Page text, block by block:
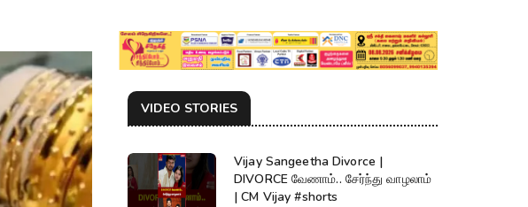
VIDEO STORIES
Vijay Sangeetha Divorce |
DIVORCE வேணாம்.. சேர்ந்து வாழலாம்
| CM Vijay #shorts